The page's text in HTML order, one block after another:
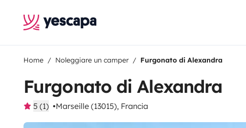
Home Noleggiare un camper Furgonato di Alexandra
Furgonato di Alexandra
5 (1) Marseille (13015), Francia